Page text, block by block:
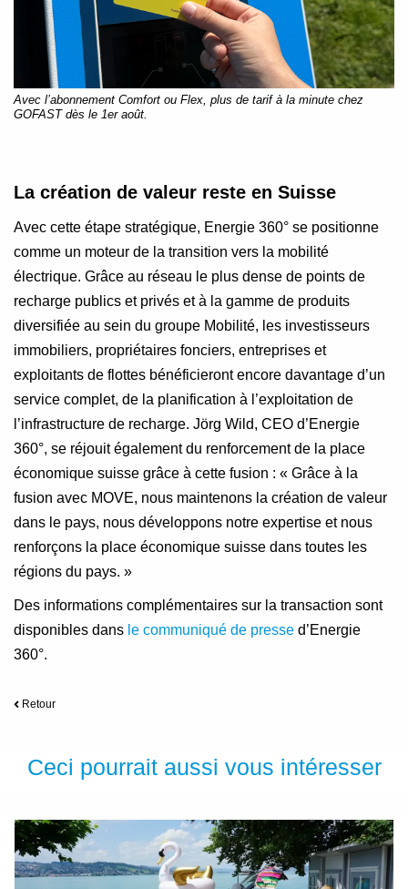
Avec l’abonnement Comfort ou Flex, plus de tarif à la minute chez
GOFAST dès le 1er août.
La création de valeur reste en Suisse
Avec cette étape stratégique, Energie 360° se positionne
comme un moteur de la transition vers la mobilité
électrique. Grâce au réseau le plus dense de points de
recharge publics et privés et à la gamme de produits
diversifiée au sein du groupe Mobilité, les investisseurs
immobiliers, propriétaires fonciers, entreprises et
exploitants de flottes bénéficieront encore davantage d’un
service complet, de la planification à l’exploitation de
l’infrastructure de recharge. Jörg Wild, CEO d’Energie
360°, se réjouit également du renforcement de la place
économique suisse grâce à cette fusion : « Grâce à la
fusion avec MOVE, nous maintenons la création de valeur
dans le pays, nous développons notre expertise et nous
renforçons la place économique suisse dans toutes les
régions du pays. »
Des informations complémentaires sur la transaction sont
disponibles dans le communiqué de presse d’Energie
360°.
Retour
Ceci pourrait aussi vous intéresser